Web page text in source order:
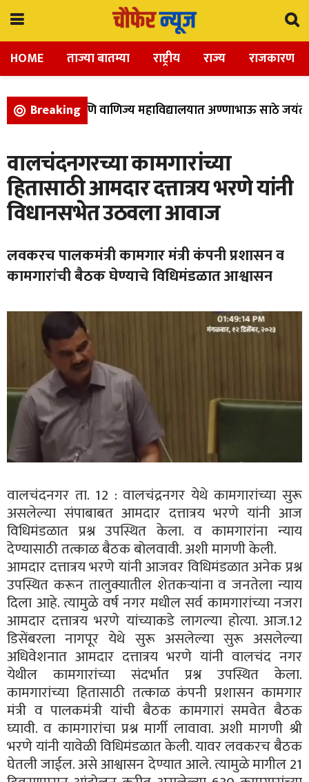
HOME ताज्या बातम्या राष्ट्रीय राज्य राजकारण
Breaking
विज्ञान, आणि वाणिज्य महाविद्यालयात अण्णाभाऊ साठे जयंती
वालचंदनगरच्या कामगारांच्या
हितासाठी आमदार दत्तात्रय भरणे यांनी
विधानसभेत उठवला आवाज
लवकरच पालकमंत्री कामगार मंत्री कंपनी प्रशासन व
कामगारांची बैठक घेण्याचे विधिमंडळात आश्वासन
वालचंदनगर ता. 12 : वालचंद्रनगर येथे कामगारांच्या सुरू
असलेल्या संपाबाबत आमदार दत्तात्रय भरणे यांनी आज
विधिमंडळात प्रश्न उपस्थित केला. व कामगारांना न्याय
देण्यासाठी तत्काळ बैठक बोलवावी. अशी मागणी केली.
आमदार दत्तात्रय भरणे यांनी आजवर विधिमंडळात अनेक प्रश्न
उपस्थित करून तालुक्यातील शेतकऱ्यांना व जनतेला न्याय
दिला आहे. त्यामुळे वर्ष नगर मधील सर्व कामगारांच्या नजरा
आमदार दत्तात्रय भरणे यांच्याकडे लागल्या होत्या. आज.12
डिसेंबरला नागपूर येथे सुरू असलेल्या सुरू असलेल्या
अधिवेशनात आमदार दत्तात्रय भरणे यांनी वालचंद नगर
येथील कामगारांच्या संदर्भात प्रश्न उपस्थित केला.
कामगारांच्या हितासाठी तत्काळ कंपनी प्रशासन कामगार
मंत्री व पालकमंत्री यांची बैठक कामगारां समवेत बैठक
घ्यावी. व कामगारांचा प्रश्न मार्गी लावावा. अशी मागणी श्री
भरणे यांनी यावेळी विधिमंडळात केली. यावर लवकरच बैठक
घेतली जाईल. असे आश्वासन देण्यात आले. त्यामुळे मागील 21